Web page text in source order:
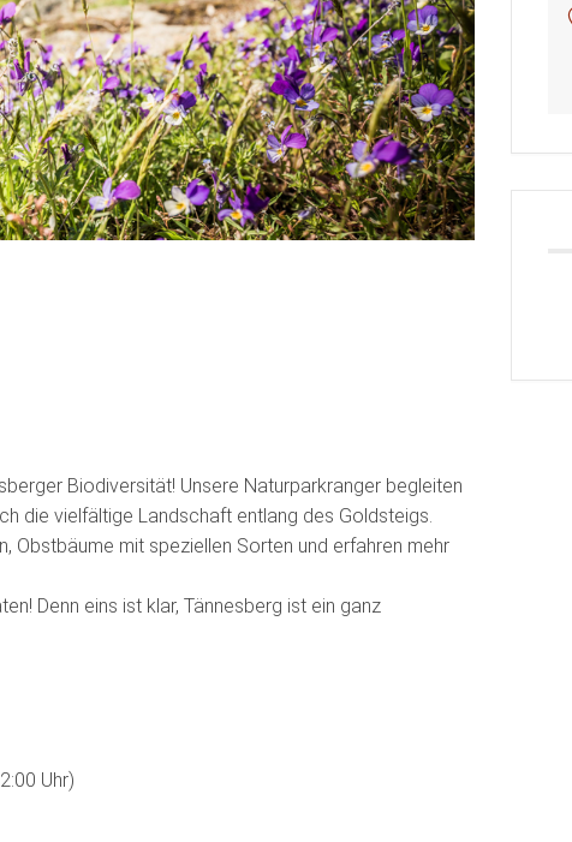
Biodiversität! Unsere Naturparkranger begleiten
die vielfältige Landschaft entlang des Goldsteigs.
Obstbäume mit speziellen Sorten und erfahren mehr
Denn eins ist klar, Tännesberg ist ein ganz
Uhr)